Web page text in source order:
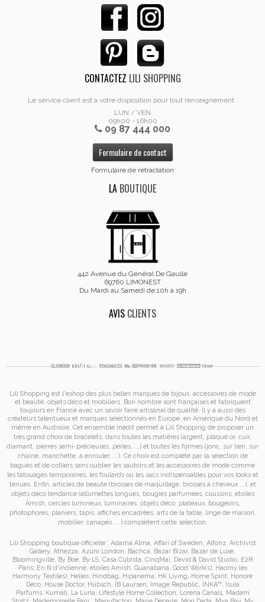
CONTACTEZ LILI SHOPPING
Le service client est à votre disposition pour tout renseignement :
LUN / VEN
09h00 - 16h00
09 87 444 000
Formulaire de contact
Formulaire de rétractation
LA BOUTIQUE
442 Avenue du Général De Gaulle
69760 LIMONEST
Du Mardi au Samedi de 10h à 19h
AVIS CLIENTS
Lili Shopping est l'eshop des plus belles marques de bijoux, accessoires de mode
et beauté, objets déco et mobiliers. Bon nombre sont françaises et fabriquent
toujours en France avec un savoir faire artisanal de qualité. Il y a aussi des
créateurs talentueux et marques sélectionnés en Europe, en Amérique du Nord et
même en Australie. Cet ensemble inédit permet à Lili Shopping de proposer un
très grand choix de bracelets , dans toutes les matières (argent, plaqué or, cuir,
diamant, pierres semi-précieuses, perles, ...) et toutes les formes (jonc, sur lien, sur
chaîne, manchette, à enrouler, ...). Ce choix est complété par la sélection de
bagues et de colliers sans oublier les sautoirs et les accessoires de mode comme
les tatouages temporaires, les foulards ou les sacs indispensables pour vos looks et
tenues. Enfin, articles de beauté (brosses de maquillage, brosses à cheveux ...), et
objets déco tendance (allumettes longues, bougies parfumées, coussins, étoiles
Amish , cercles lumineux, luminaires, objets déco, plateaux, bougeoirs,
photophores, planiers, tapis, affiches encadrées, arts de la table, linge de maison,
mobilier, canapés, ...) complètent cette sélection.
Lili Shopping boutique officielle : Adama Alma Affari of Sweden Alfonz, Archivist
Gallery, Athezza Azuni London Bachca Bazar Bizar, Bazar de Luxe
Bloomingville By Boe By LS Casa Cubista CinqMai David & David Studio E2R
Paris, En fil d'indienne, étoiles Amish Guanabana Good Work(s), Haomy (ex
Harmony Textiles), Helles Hindbag Hipanema HK Living Home Spirit
Honoré
Déco, House Doctor, Hübsch IB Laursen Image Republic INKA™
Isula
Parfums, Kumali La Luna Lifestyle Home Collection Lorena Canals, Madam